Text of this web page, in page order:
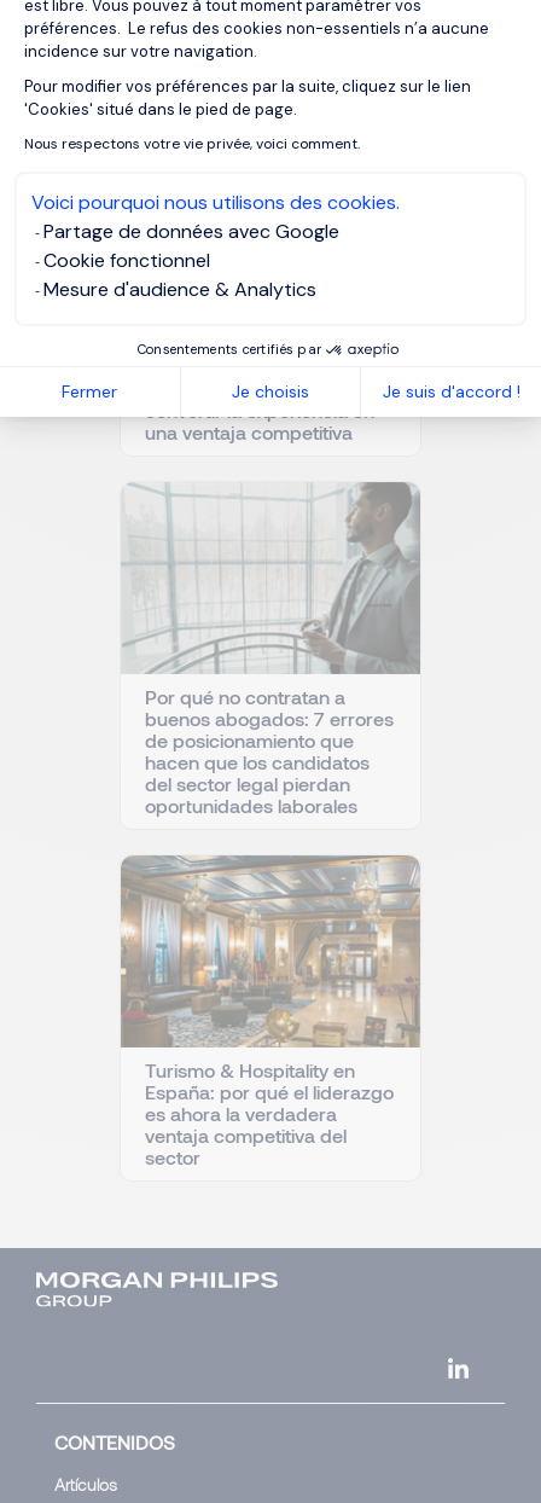
est libre. Vous pouvez à tout moment paramétrer vos
préférences. Le refus des cookies non-essentiels n’a aucune
incidence sur votre navigation.
Pour modifier vos préférences par la suite, cliquez sur le lien
'Cookies' situé dans le pied de page.
Nous respectons votre vie privée, voici comment.
Voici pourquoi nous utilisons des cookies.
Partage de données avec Google
Cookie fonctionnel
Mesure d'audience & Analytics
Consentements certifiés par
Fermer Je choisis Je suis d'accord !
Axeptio consent
Cómo gestionar los
procesos de selección
durante el verano sin perder
candidatos
profesionales senior: cómo
una ventaja competitiva
Por qué no contratan a
buenos abogados: 7 errores
de posicionamiento que
hacen que los candidatos
del sector legal pierdan
oportunidades laborales
Turismo & Hospitality en
España: por qué el liderazgo
es ahora la verdadera
ventaja competitiva del
sector
CONTENIDOS
Artículos